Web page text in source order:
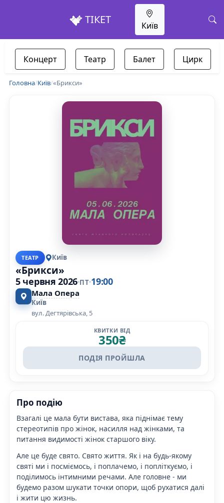
ТІКЕТ Київ
Концерт Театр Балет Цирк
Головна/Київ/«Брикси»
ТЕАТР Київ
«Брикси»
5 червня 2026 ПТ 19:00
Мала Опера
Київ
вул. Дегтярівська, 5
КВИТКИ ВІД
350₴
ПОДІЯ ПРОЙШЛА
Про подію
Взагалі це мала бути вистава, яка піднімає тему
стереотипів про жінок, насилля над жінками, та
питання видимості жінок старшого віку.
Але це буде свято. Свято життя. Як і на будь-якому
святі ми і посміємось, і поплачемо, і попліткуємо, і
поділимось інтимними речами. Але головне - ми
будемо разом шукати точки опори, щоб рухатися далі
і жити цю жизнь.